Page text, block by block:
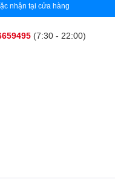
nhận tại cửa hàng
(7:30 - 22:00)